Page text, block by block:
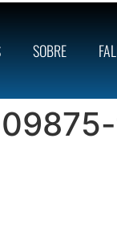
SOBRE